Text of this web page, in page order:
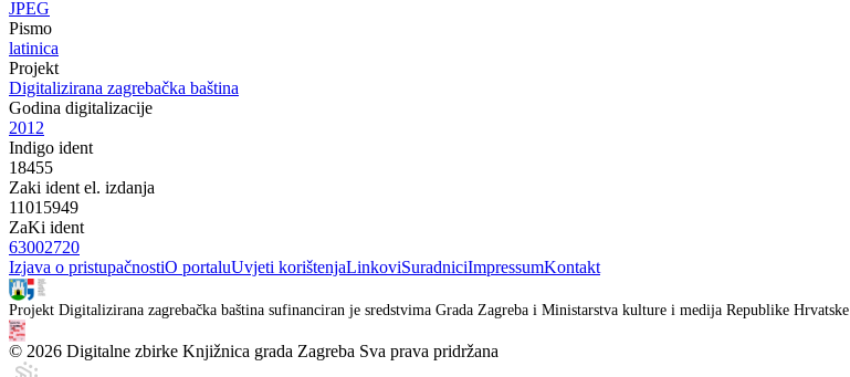
JPEG
Pismo
latinica
Projekt
Digitalizirana zagrebačka baština
Godina digitalizacije
2012
Indigo ident
18455
Zaki ident el. izdanja
11015949
ZaKi ident
63002720
Izjava o pristupačnostiO portaluUvjeti korištenjaLinkoviSuradniciImpressumKontakt
Projekt Digitalizirana zagrebačka baština sufinanciran je sredstvima Grada Zagreba i Ministarstva kulture i medija Republike Hrvatske
© 2026 Digitalne zbirke Knjižnica grada Zagreba Sva prava pridržana